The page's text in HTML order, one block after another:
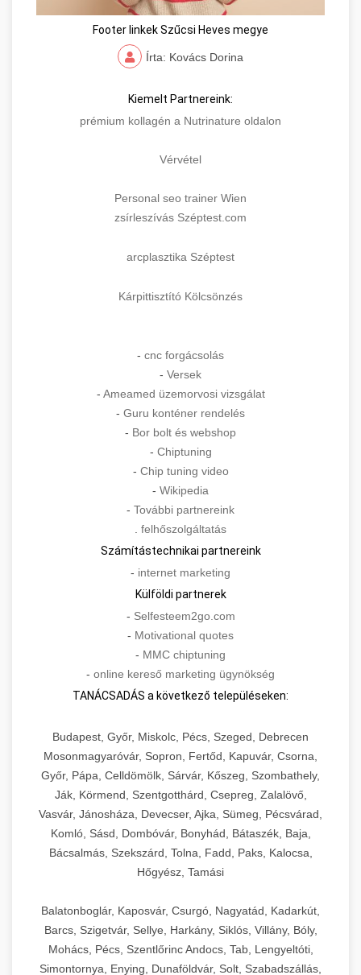
Footer linkek Szűcsi Heves megye
Írta: Kovács Dorina
Kiemelt Partnereink:
prémium kollagén a Nutrinature oldalon
Vérvétel
Personal seo trainer Wien
zsírleszívás Széptest.com
arcplasztika Széptest
Kárpittisztító Kölcsönzés
- cnc forgácsolás
- Versek
- Ameamed üzemorvosi vizsgálat
- Guru konténer rendelés
- Bor bolt és webshop
- Chiptuning
- Chip tuning video
- Wikipedia
- További partnereink
. felhőszolgáltatás
Számítástechnikai partnereink
- internet marketing
Külföldi partnerek
- Selfesteem2go.com
- Motivational quotes
- MMC chiptuning
- online kereső marketing ügynökség
TANÁCSADÁS a következő településeken:
Budapest, Győr, Miskolc, Pécs, Szeged, Debrecen
Mosonmagyaróvár, Sopron, Fertőd, Kapuvár, Csorna,
Győr, Pápa, Celldömölk, Sárvár, Kőszeg, Szombathely,
Ják, Körmend, Szentgotthárd, Csepreg, Zalalövő,
Vasvár, Jánosháza, Devecser, Ajka, Sümeg, Pécsvárad,
Komló, Sásd, Dombóvár, Bonyhád, Bátaszék, Baja,
Bácsalmás, Szekszárd, Tolna, Fadd, Paks, Kalocsa,
Hőgyész, Tamási
Balatonboglár, Kaposvár, Csurgó, Nagyatád, Kadarkút,
Barcs, Szigetvár, Sellye, Harkány, Siklós, Villány, Bóly,
Mohács, Pécs, Szentlőrinc Andocs, Tab, Lengyeltóti,
Simontornya, Enying, Dunaföldvár, Solt, Szabadszállás,